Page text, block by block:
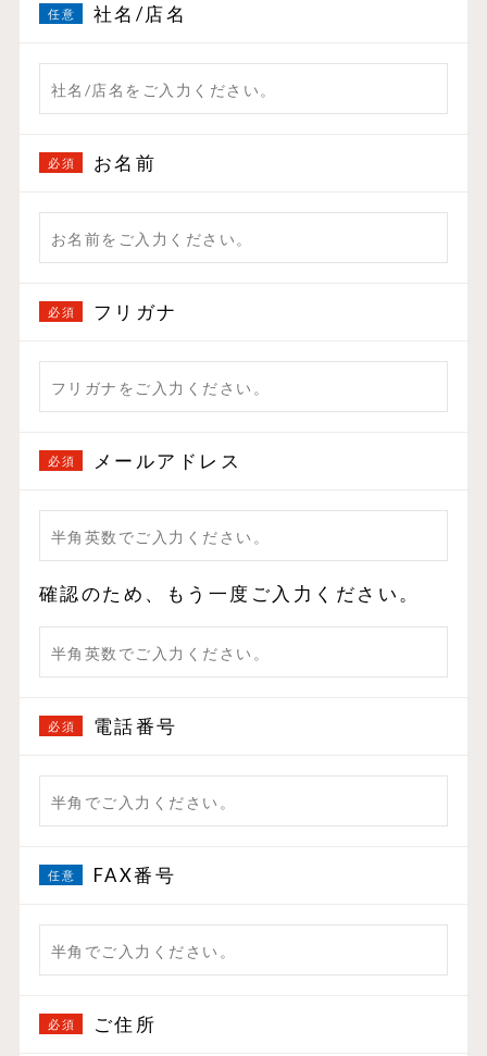
社名/店名
お名前
フリガナ
メールアドレス
確認のため、もう一度ご入力ください。
電話番号
FAX番号
ご住所